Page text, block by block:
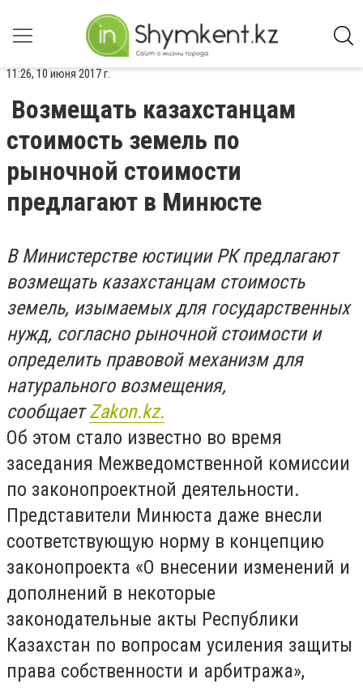
11:26, 10 июня 2017 г.
Возмещать казахстанцам
стоимость земель по
рыночной стоимости
предлагают в Минюсте
В Министерстве юстиции РК предлагают
возмещать казахстанцам стоимость
земель, изымаемых для государственных
нужд, согласно рыночной стоимости и
определить правовой механизм для
натурального возмещения,
сообщаетZakon.kz.
Об этом стало известно во время
заседания Межведомственной комиссии
по законопроектной деятельности.
Представители Минюста даже внесли
соответствующую норму в концепцию
законопроекта «О внесении изменений и
дополнений в некоторые
законодательные акты Республики
Казахстан по вопросам усиления защиты
права собственности и арбитража»,